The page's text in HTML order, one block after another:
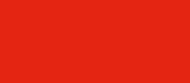
Główne kierunki